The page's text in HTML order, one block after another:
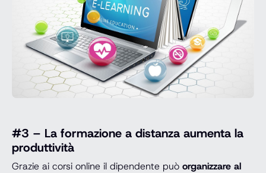
#3 – La formazione a distanza aumenta la
produttività
Grazie ai corsi online il dipendente può organizzare al